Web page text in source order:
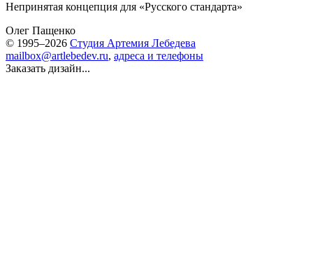
Непринятая концепция для «Русского стандарта»
Олег Пащенко
© 1995–2026 Студия Артемия Лебедева
mailbox@artlebedev.ru, адреса и телефоны
Заказать дизайн...